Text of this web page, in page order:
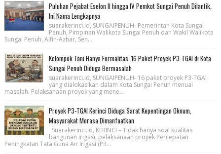
Puluhan Pejabat Eselon II hingga IV Pemkot Sungai Penuh Dilantik,
Ini Nama Lengkapnya
suarakerinci.id, SUNGAIPENUH- Pemerintah Kota Sungai
Penuh, Pimpinan Walikota Sungai Penuh dan Wakil Walikota
Sungai Penuh, Alfin-Azhar, Sen...
Kelompok Tani Hanya Formalitas, 16 Paket Proyek P3-TGAI di Kota
Sungai Penuh Diduga Bermasalah
suarakerinci.id, SUNGAIPENUH- 16 paket proyek P3-TGAI
yang dialokasikan dalam Kota Sungai Penuh menuai
masalah. Pelaksanaan proyek yang mene...
Proyek P3-TGAI Kerinci Diduga Sarat Kepentingan Oknum,
Masyarakat Merasa Dimanfaatkan
Suarakerinci.id, KERINCI – Tidak hanya soal kualitas
bangunan irigasi, pelaksanaan proyek Percepatan
Peningkatan Tata Guna Air Irigasi (P3...